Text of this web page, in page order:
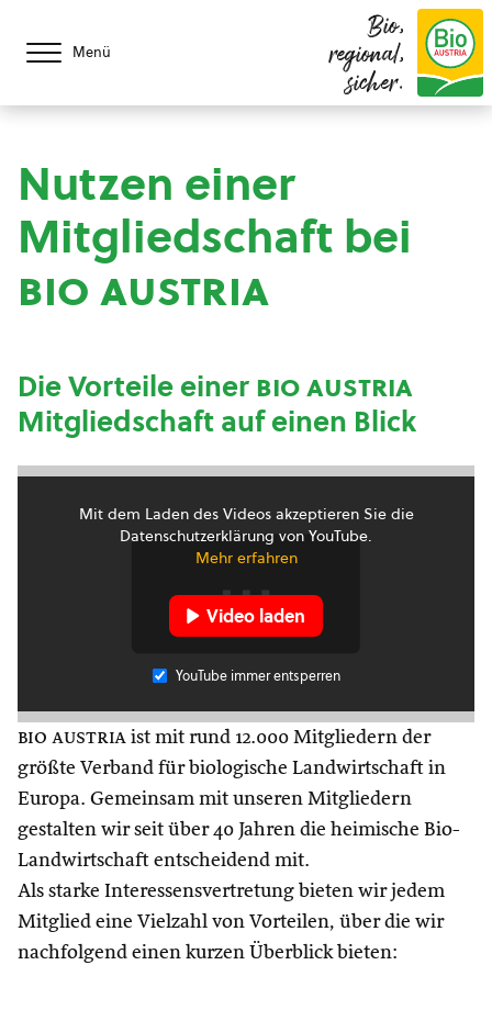
Menü
Bio,
regional,
sicher.
Nutzen einer
Mitgliedschaft bei
bio austria
Die Vorteile einerbio austria
Mitgliedschaft auf einen Blick
Mit dem Laden des Videos akzeptieren Sie die
Datenschutzerklärung von YouTube.
Mehr erfahren
Video laden
YouTube immer entsperren
bio austria ist mit rund 12.000 Mitgliedern der
größte Verband für biologische Landwirtschaft in
Europa. Gemeinsam mit unseren Mitgliedern
gestalten wir seit über 40 Jahren die heimische Bio-
Landwirtschaft entscheidend mit.
Als starke Interessensvertretung bieten wir jedem
Mitglied eine Vielzahl von Vorteilen, über die wir
nachfolgend einen kurzen Überblick bieten: